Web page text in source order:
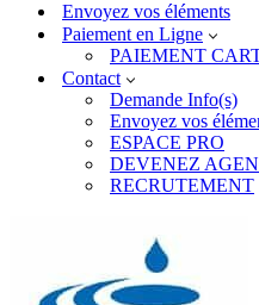
Envoyez vos éléments
Paiement en Ligne
PAIEMENT
Contact
Demande Info(s)
Envoyez vos
ESPACE PRO
DEVENEZ
RECRUTEMENT